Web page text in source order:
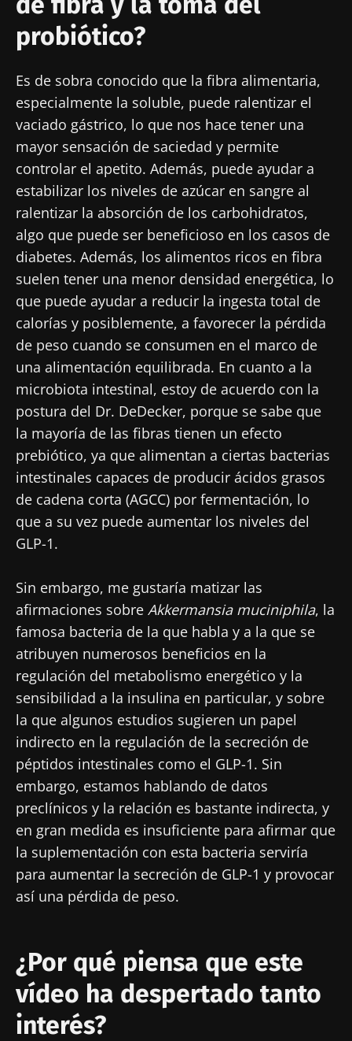
probiótico?
Es de sobra conocido que la fibra alimentaria,
especialmente la soluble, puede ralentizar el
vaciado gástrico, lo que nos hace tener una
mayor sensación de saciedad y permite
controlar el apetito. Además, puede ayudar a
estabilizar los niveles de azúcar en sangre al
ralentizar la absorción de los carbohidratos,
algo que puede ser beneficioso en los casos de
diabetes. Además, los alimentos ricos en fibra
suelen tener una menor densidad energética, lo
que puede ayudar a reducir la ingesta total de
calorías y posiblemente, a favorecer la pérdida
de peso cuando se consumen en el marco de
una alimentación equilibrada. En cuanto a la
microbiota intestinal, estoy de acuerdo con la
postura del Dr. DeDecker, porque se sabe que
la mayoría de las fibras tienen un efecto
prebiótico, ya que alimentan a ciertas bacterias
intestinales capaces de producir ácidos grasos
de cadena corta (AGCC) por fermentación, lo
que a su vez puede aumentar los niveles del
GLP-1.
Sin embargo, me gustaría matizar las
afirmaciones sobre Akkermansia muciniphila, la
famosa bacteria de la que habla y a la que se
atribuyen numerosos beneficios en la
regulación del metabolismo energético y la
sensibilidad a la insulina en particular, y sobre
la que algunos estudios sugieren un papel
indirecto en la regulación de la secreción de
péptidos intestinales como el GLP-1. Sin
embargo, estamos hablando de datos
preclínicos y la relación es bastante indirecta, y
en gran medida es insuficiente para afirmar que
la suplementación con esta bacteria serviría
para aumentar la secreción de GLP-1 y provocar
así una pérdida de peso.
¿Por qué piensa que este
vídeo ha despertado tanto
interés?¡No se vaya tan rápido!